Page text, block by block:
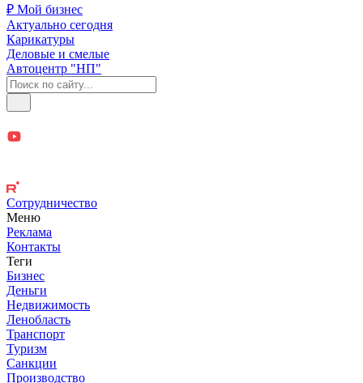
₽ Мой бизнес
Актуально сегодня
Карикатуры
Деловые и смелые
Автоцентр "НП"
Сотрудничество
Меню
Реклама
Контакты
Теги
Бизнес
Деньги
Недвижимость
Ленобласть
Транспорт
Туризм
Санкции
Производство